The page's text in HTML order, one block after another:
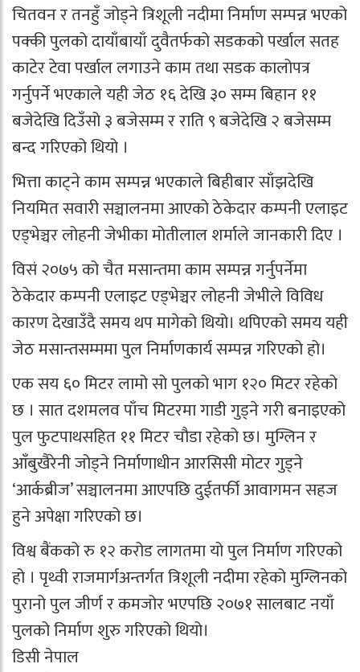
चितवन र तनहुँ जोड्ने त्रिशूली नदीमा निर्माण सम्पन्न भएको
पक्की पुलको दायाँबायाँ दुवैतर्फको सडकको पर्खाल सतह
काटेर टेवा पर्खाल लगाउने काम तथा सडक कालोपत्र
गर्नुपर्ने भएकाले यही जेठ १६ देखि ३० सम्म बिहान ११
बजेदेखि दिउँसो ३ बजेसम्म र राति ९ बजेदेखि २ बजेसम्म
बन्द गरिएको थियो ।
भित्ता काट्ने काम सम्पन्न भएकाले बिहीबार साँझदेखि
नियमित सवारी सञ्चालनमा आएको ठेकेदार कम्पनी एलाइट
एड्भेञ्चर लोहनी जेभीका मोतीलाल शर्माले जानकारी दिए ।
विसं २०७५ को चैत मसान्तमा काम सम्पन्न गर्नुपर्नेमा
ठेकेदार कम्पनी एलाइट एड्भेञ्चर लोहनी जेभीले विविध
कारण देखाउँदै समय थप मागेको थियो। थपिएको समय यही
जेठ मसान्तसम्ममा पुल निर्माणकार्य सम्पन्न गरिएको हो।
एक सय ६० मिटर लामो सो पुलको भाग १२० मिटर रहेको
छ । सात दशमलव पाँच मिटरमा गाडी गुड्ने गरी बनाइएको
पुल फुटपाथसहित ११ मिटर चौडा रहेको छ। मुग्लिन र
आँबुखैरेनी जोड्ने निर्माणाधीन आरसिसी मोटर गुड्ने
‘आर्कब्रीज’ सञ्चालनमा आएपछि दुईतर्फी आवागमन सहज
हुने अपेक्षा गरिएको छ।
विश्व बैंकको रु १२ करोड लागतमा यो पुल निर्माण गरिएको
हो । पृथ्वी राजमार्गअन्तर्गत त्रिशूली नदीमा रहेको मुग्लिनको
पुरानो पुल जीर्ण र कमजोर भएपछि २०७१ सालबाट नयाँ
पुलको निर्माण शुरु गरिएको थियो।
डिसी नेपाल